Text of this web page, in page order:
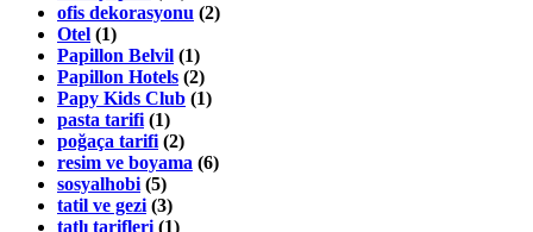
ofis dekorasyonu (2)
Otel (1)
Papillon Belvil (1)
Papillon Hotels (2)
Papy Kids Club (1)
pasta tarifi (1)
poğaça tarifi (2)
resim ve boyama (6)
sosyalhobi (5)
tatil ve gezi (3)
tatlı tarifleri (1)